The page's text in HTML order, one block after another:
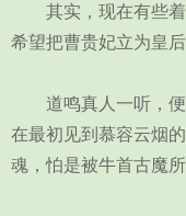
其实，现在有些着
希望把曹贵妃立为皇后
道鸣真人一听，便
在最初见到慕容云烟
魂，怕是被牛首古魔所